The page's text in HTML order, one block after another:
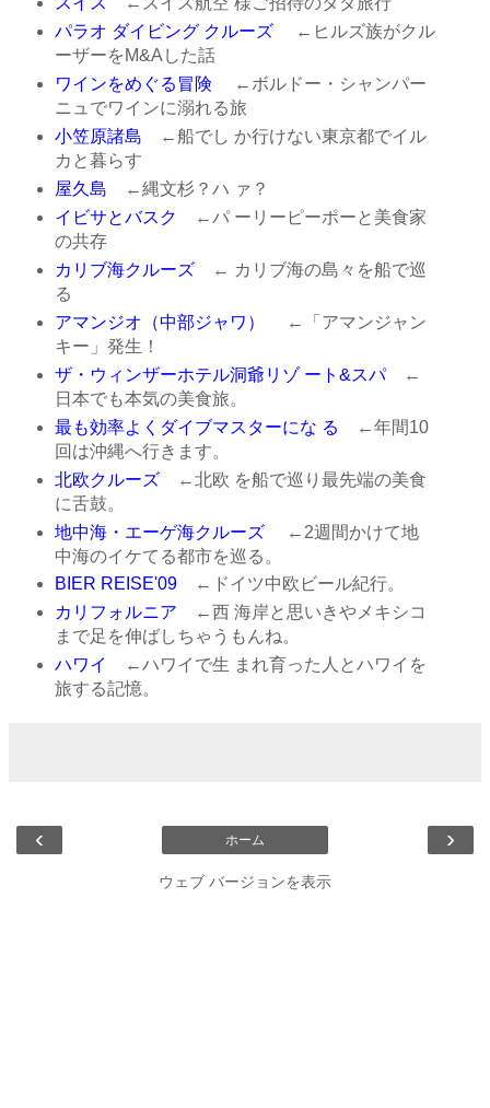
パラオ ダイビング クルーズ
←ヒルズ族がクル
ーザーをM&Aした話
ワインをめぐる冒険 ←ボルドー・シャンパー
ニュでワインに溺れる旅
小笠原諸島 ←船でし か行けない東京都でイル
カと暮らす
屋久島 ←縄文杉？ハ ァ？
イビサとバスク ←パ ーリーピーポーと美食家
の共存
カリブ海クルーズ← カリブ海の島々を船で巡
る
アマンジオ（中部ジャワ）
←「アマンジャン
キー」発生！
ザ・ウィンザーホテル洞爺リゾ ート&スパ←
日本でも本気の美食旅。
最も効率よくダイブマスターにな る ←年間10
回は沖縄へ行きます。
北欧クルーズ←北欧 を船で巡り最先端の美食
に舌鼓。
地中海・エーゲ海クルーズ
←2週間かけて地
中海のイケてる都市を巡る。
BIER REISE'09←ドイツ中欧ビール紀行。
カリフォルニア ←西 海岸と思いきやメキシコ
まで足を伸ばしちゃうもんね。
ハワイ
←ハワイで生 まれ育った人とハワイを
旅する記憶。
‹ ›
ホーム
ウェブ バージョンを表示